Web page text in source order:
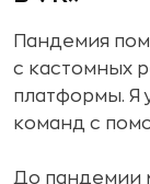
Пандемия
с кастомных
платформы. Я
команд с
До пандемии